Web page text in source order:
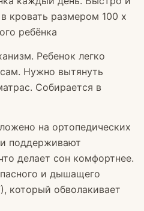
кровать размером 100 х
ребёнка
Ребенок легко
Нужно вытянуть
Собирается в
на ортопедических
поддерживают
делает сон комфортнее.
и дышащего
который обволакивает